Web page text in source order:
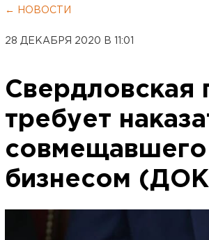
Челябинск
← НОВОСТИ
28 ДЕКАБРЯ 2020 В 11:01
Свердловская
требует
совмещавшего
бизнесом